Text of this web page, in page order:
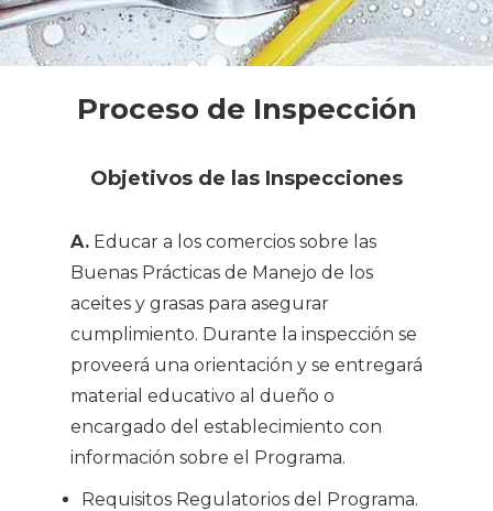
Proceso de Inspección
Objetivos de las Inspecciones
A. Educar a los comercios sobre las
Buenas Prácticas de Manejo de los
aceites y grasas para asegurar
cumplimiento. Durante la inspección se
proveerá una orientación y se entregará
material educativo al dueño o
encargado del establecimiento con
información sobre el Programa.
Requisitos Regulatorios del Programa.